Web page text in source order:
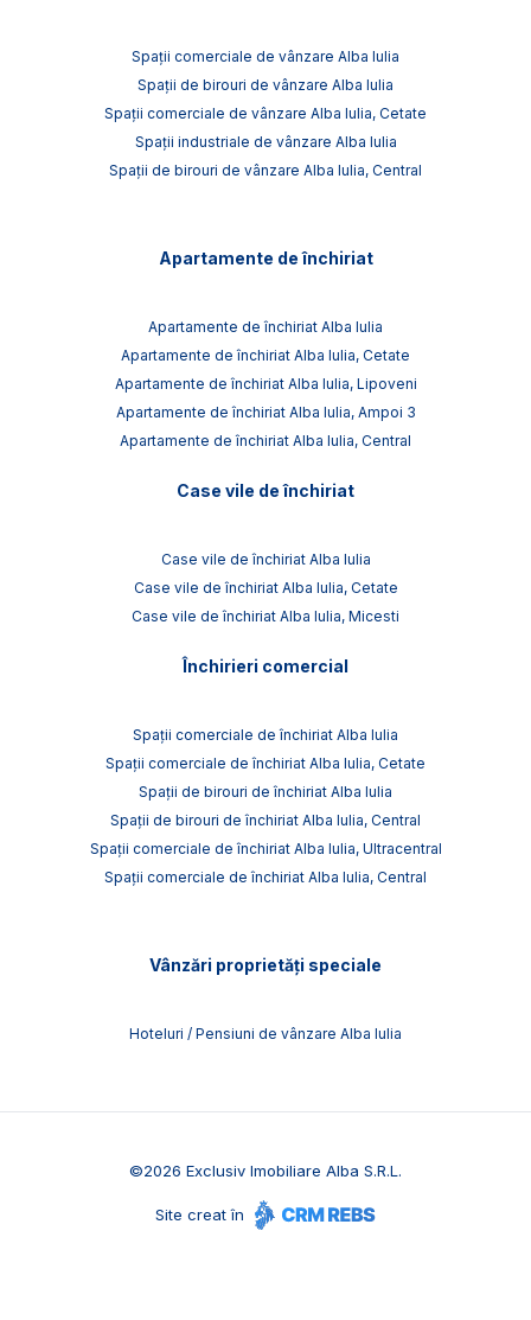
Spații comerciale de vânzare Alba Iulia
Spații de birouri de vânzare Alba Iulia
Spații comerciale de vânzare Alba Iulia, Cetate
Spații industriale de vânzare Alba Iulia
Spații de birouri de vânzare Alba Iulia, Central
Apartamente de închiriat
Apartamente de închiriat Alba Iulia
Apartamente de închiriat Alba Iulia, Cetate
Apartamente de închiriat Alba Iulia, Lipoveni
Apartamente de închiriat Alba Iulia, Ampoi 3
Apartamente de închiriat Alba Iulia, Central
Case vile de închiriat
Case vile de închiriat Alba Iulia
Case vile de închiriat Alba Iulia, Cetate
Case vile de închiriat Alba Iulia, Micesti
Închirieri comercial
Spații comerciale de închiriat Alba Iulia
Spații comerciale de închiriat Alba Iulia, Cetate
Spații de birouri de închiriat Alba Iulia
Spații de birouri de închiriat Alba Iulia, Central
Spații comerciale de închiriat Alba Iulia, Ultracentral
Spații comerciale de închiriat Alba Iulia, Central
Vânzări proprietăți speciale
Hoteluri / Pensiuni de vânzare Alba Iulia
©2026 Exclusiv Imobiliare Alba S.R.L.
Site creat în